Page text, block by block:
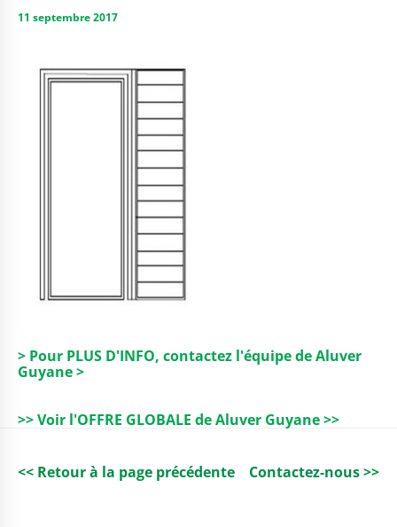
11 septembre 2017
> Pour PLUS D'INFO, contactez l'équipe de Aluver
Guyane >
>> Voir l'OFFRE GLOBALE de Aluver Guyane >>
<< Retour à la page précédente Contactez-nous >>